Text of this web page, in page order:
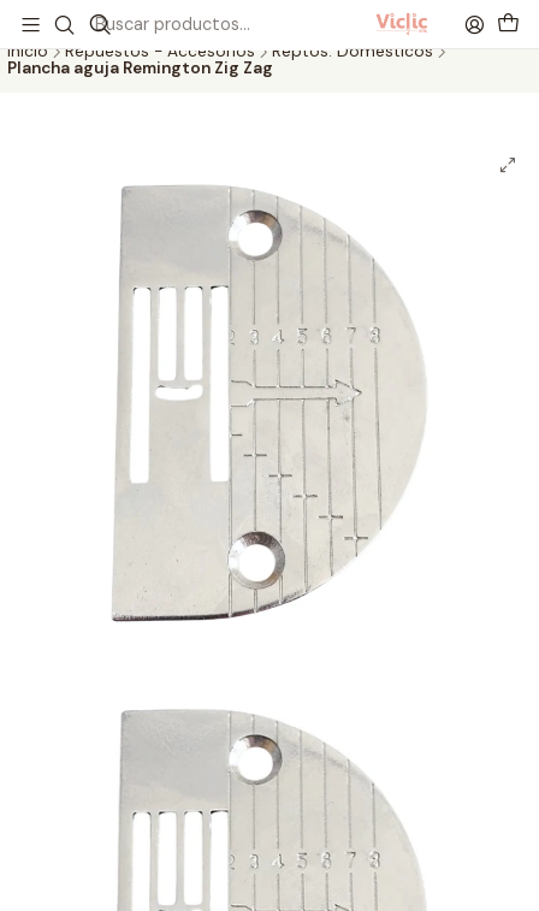
Este es el texto del slide
Leer más
Inicio
Repuestos - Accesorios
Reptos. Domésticos
Plancha aguja Remington Zig Zag